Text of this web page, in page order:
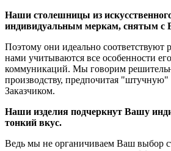
Наши столешницы из
индивидуальным меркам, снятым с
Поэтому они идеально соответствуют
нами учитываются все особенности
коммуникаций. Мы говорим
производству, предпочитая
Заказчиком.
Наши изделия подчеркнут Вашу
тонкий вкус.
Ведь мы не органичиваем Ваш выбор